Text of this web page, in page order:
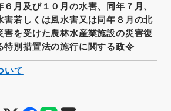
６月及び１０月の水害、同年７月、
害若しくは風水害又は同年８月の北
害を受けた農林水産業施設の災害復
特別措置法の施行に関する政令
いて